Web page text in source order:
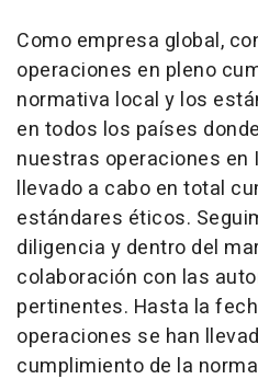
Como empresa global,
operaciones en pleno
normativa local y los
en todos los países
nuestras operaciones en
llevado a cabo en total
estándares éticos.
diligencia y dentro del
colaboración con las
pertinentes. Hasta la
operaciones se han
cumplimiento de la